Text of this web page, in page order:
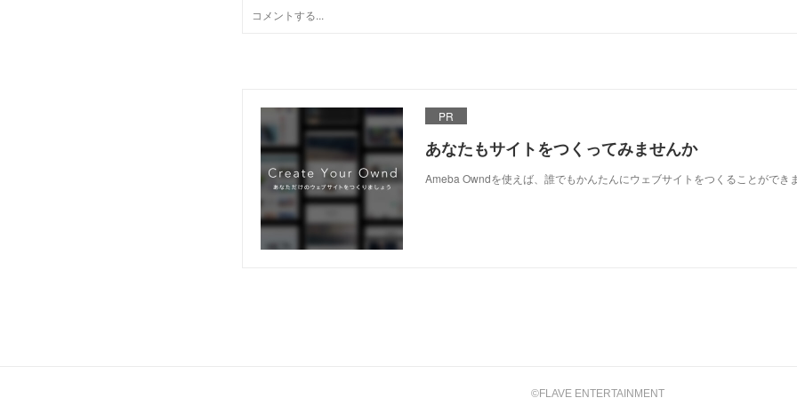
PR
あなたもサイトをつくってみませんか
Ameba Owndを使えば、誰でもかんたんにウェブサイトをつくることができ
©FLAVE ENTERTAINMENT